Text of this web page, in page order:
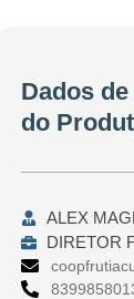
Dados
do
ALEX
DIRETOR